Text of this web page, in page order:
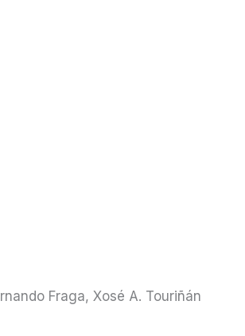
Fraga, Xosé A. Touriñán